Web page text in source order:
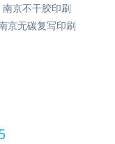
南京不干胶印刷
京无碳复写印刷